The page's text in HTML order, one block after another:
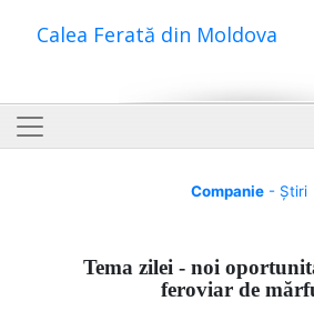
Calea Ferată din Moldova
Companie- Știri
Tema zilei - noi
feroviar de